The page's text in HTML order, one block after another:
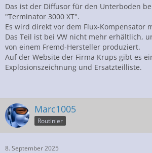
Das ist der Diffusor für den Unterboden
"Terminator 3000 XT".
Es wird direkt vor dem Flux-Kompensator
Das Teil ist bei VW nicht mehr erhältlich,
von einem Fremd-Hersteller produziert.
Auf der Website der Firma Krups gibt es
Explosionszeichnung und Ersatzteilliste.
Marc1005
Routinier
8. September 2025